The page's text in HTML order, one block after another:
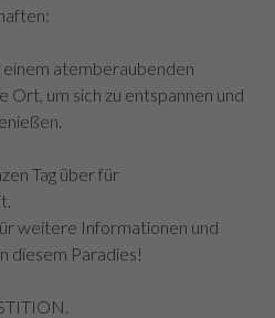
atemberaubenden
um sich zu entspannen und
Tag über für
weitere Informationen und
diesem Paradies!